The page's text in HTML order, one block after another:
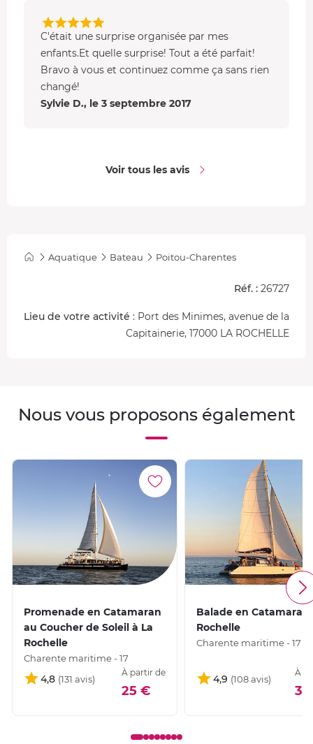
C'était une surprise organisée par mes
enfants.Et quelle surprise! Tout a été parfait!
Bravo à vous et continuez comme ça sans rien
changé!
Sylvie D., le 3 septembre 2017
Voir tous les avis
Aquatique Bateau Poitou-Charentes
Réf. : 26727
Lieu de votre activité : Port des Minimes, avenue de la
Capitainerie, 17000 LA ROCHELLE
Nous vous proposons également
Promenade en Catamaran
au Coucher de Soleil à La
Rochelle
Charente maritime - 17
4,8
À partir de
25 €
Balade en Catamaran
Rochelle
Charente maritime - 17
4,9
À